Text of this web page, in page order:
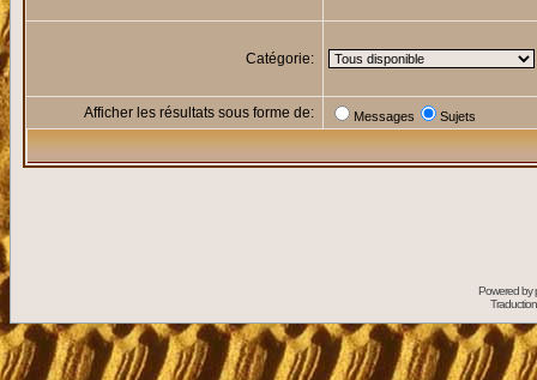
Catégorie:
Afficher les résultats sous forme de: Messages Sujets
Powered by